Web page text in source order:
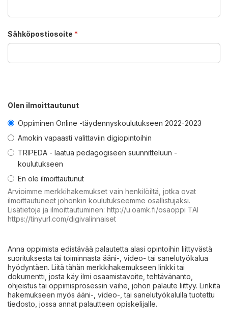
Sähköpostiosoite *
Olen ilmoittautunut
Oppiminen Online -täydennyskoulutukseen 2022-2023
Amokin vapaasti valittaviin digiopintoihin
TRIPEDA - laatua pedagogiseen suunnitteluun -
koulutukseen
En ole ilmoittautunut
Arvioimme merkkihakemukset vain henkilöiltä, jotka ovat
ilmoittautuneet johonkin koulutukseemme osallistujaksi.
Lisätietoja ja ilmoittautuminen: http://u.oamk.fi/osaoppi TAI
https://tinyurl.com/digivalinnaiset
Anna oppimista edistävää palautetta alasi opintoihin liittyvästä
suorituksesta tai toiminnasta ääni-, video- tai sanelutyökalua
hyödyntäen. Liitä tähän merkkihakemukseen linkki tai
dokumentti, josta käy ilmi osaamistavoite, tehtävänanto,
ohjeistus tai oppimisprosessin vaihe, johon palaute liittyy. Linkitä
hakemukseen myös ääni-, video-, tai sanelutyökalulla tuotettu
tiedosto, jossa annat palautteen opiskelijalle.